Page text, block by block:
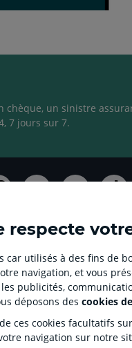
respecte
utilisés à des fins de
navigation, et vous
publicités,
déposons des cookies
ces cookies facultatifs
navigation sur notre
chèque, un sinistre
7 jours sur 7.
nouvel
la
un
nouvel
onglet
:
aller
sur
la
un
onglet
:
aller
sur
la
:
la
SITES
Prêt immobilier
LOA LDD
Mon Parrainage
Corse
Service de